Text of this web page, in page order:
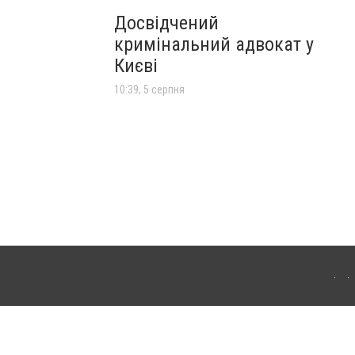
Досвідчений
кримінальний адвокат у
Києві
10:39, 5 серпня